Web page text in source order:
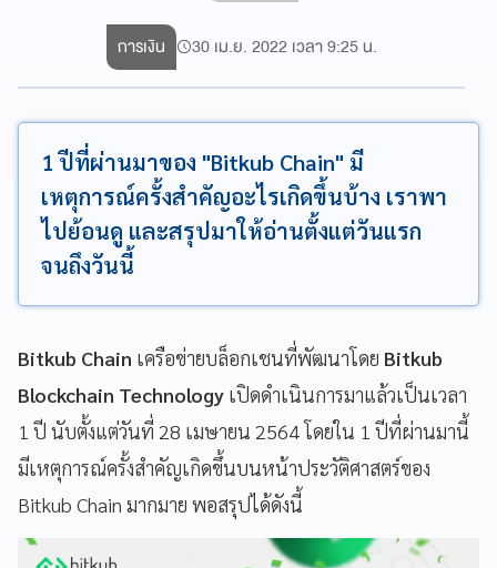
การเงิน 30 เม.ย. 2022 เวลา 9:25 น.
1 ปีที่ผ่านมาของ "Bitkub Chain" มี
เหตุการณ์ครั้งสำคัญอะไรเกิดขึ้นบ้าง เราพา
ไปย้อนดู และสรุปมาให้อ่านตั้งแต่วันแรก
จนถึงวันนี้
Bitkub Chain เครือข่ายบล็อกเชนที่พัฒนาโดย Bitkub
Blockchain Technology เปิดดำเนินการมาแล้วเป็นเวลา
1 ปี นับตั้งแต่วันที่ 28 เมษายน 2564 โดยใน 1 ปีที่ผ่านมานี้
มีเหตุการณ์ครั้งสำคัญเกิดขึ้นบนหน้าประวัติศาสตร์ของ
Bitkub Chain มากมาย พอสรุปได้ดังนี้